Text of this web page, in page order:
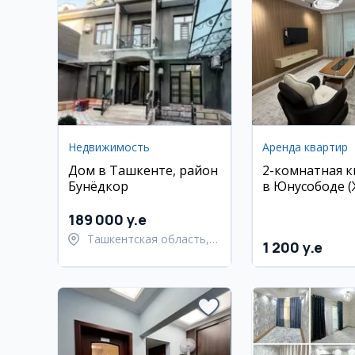
Недвижимость
Дом в Ташкенте, район
Бунёдкор
189 000 y.e
Ташкентская область,
Аренда квартир
2-комнатная
в Юнусободе
1 200 y.e